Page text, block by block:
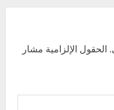
الحقول الإلزامية مشار